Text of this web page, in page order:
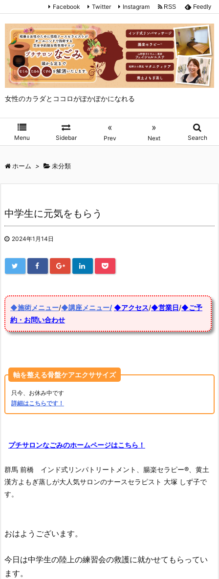
女性のカラダとココロがぽかぽかになれる
Menu Sidebar
«
Prev
»
Next Search
Facebook Twitter Instagram RSS Feedly
ホーム > 未分類
中学生に元気をもらう
2024年1月14日
◆施術メニュー/◆講座メニュー/ ◆アクセス/◆営業日/◆ご予
約・お問い合わせ
軸を整える骨盤ケアエクササイズ
只今、お休み中です
詳細はこちらです！
プチサロンなごみのホームページはこちら！
群馬 前橋 インド式リンパトリートメント、腸楽セラピー®︎、黄土
漢方よもぎ蒸しが大人気サロンのナースセラピスト 大塚 しず子で
す。
おはようございます。
今日は中学生の陸上の練習会の救護に就かせてもらってい
ます。